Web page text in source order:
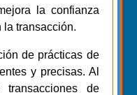
la confianza
la transacción.
de prácticas de
y precisas. Al
transacciones de